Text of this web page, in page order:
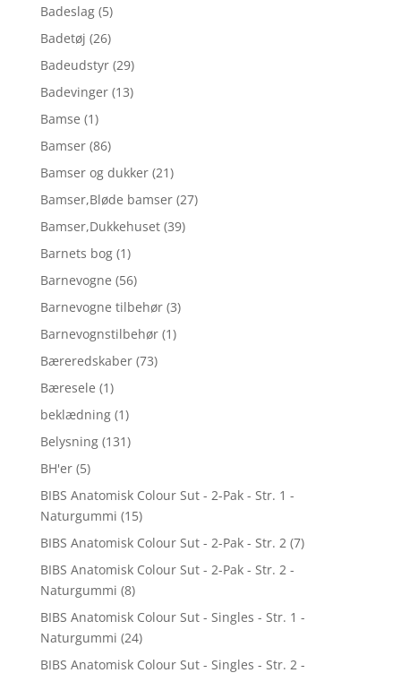
Badeslag (5)
Badetøj (26)
Badeudstyr (29)
Badevinger (13)
Bamse (1)
Bamser (86)
Bamser og dukker (21)
Bamser,Bløde bamser (27)
Bamser,Dukkehuset (39)
Barnets bog (1)
Barnevogne (56)
Barnevogne tilbehør (3)
Barnevognstilbehør (1)
Bæreredskaber (73)
Bæresele (1)
beklædning (1)
Belysning (131)
BH'er (5)
BIBS Anatomisk Colour Sut - 2-Pak - Str. 1 -
Naturgummi (15)
BIBS Anatomisk Colour Sut - 2-Pak - Str. 2 (7)
BIBS Anatomisk Colour Sut - 2-Pak - Str. 2 -
Naturgummi (8)
BIBS Anatomisk Colour Sut - Singles - Str. 1 -
Naturgummi (24)
BIBS Anatomisk Colour Sut - Singles - Str. 2 -